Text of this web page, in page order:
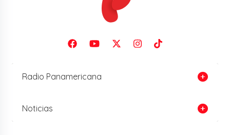
Radio Panamericana
Noticias